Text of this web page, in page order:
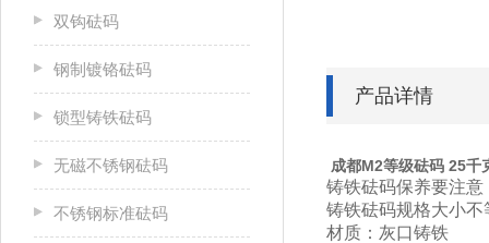
双钩砝码
钢制镀铬砝码
锁型铸铁砝码
无磁不锈钢砝码
不锈钢标准砝码
产品详情
成都M2等级砝码 25千
铸铁砝码保养要注意
铸铁砝码规格大小
材质：灰口铸铁